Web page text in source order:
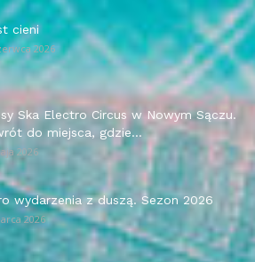
cieni
2026
Ska Electro Circus w Nowym Sączu.
do miejsca, gdzie...
2026
wydarzenia z duszą. Sezon 2026
2026